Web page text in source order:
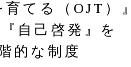
てる（OJT）』
自己啓発』を
的な制度